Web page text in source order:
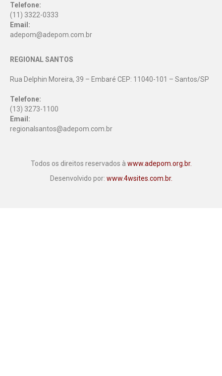
Telefone:
(11) 3322-0333
Email:
adepom@adepom.com.br
REGIONAL SANTOS
Rua Delphin Moreira, 39 – Embaré CEP: 11040-101 – Santos/SP
Telefone:
(13) 3273-1100
Email:
regionalsantos@adepom.com.br
Todos os direitos reservados à www.adepom.org.br.
Desenvolvido por: www.4wsites.com.br.